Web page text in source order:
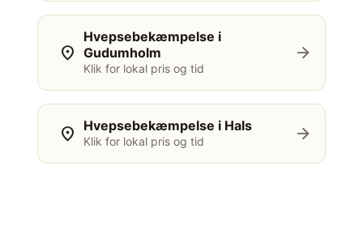
location_on
Hvepsebekæmpelse i
Gudumholm
Klik for lokal pris og tid
arrow_forward
location_on Hvepsebekæmpelse i Hals
Klik for lokal pris og tid arrow_forward